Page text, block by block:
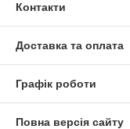
Контакти
Доставка та оплата
Графік роботи
Повна версія сайту